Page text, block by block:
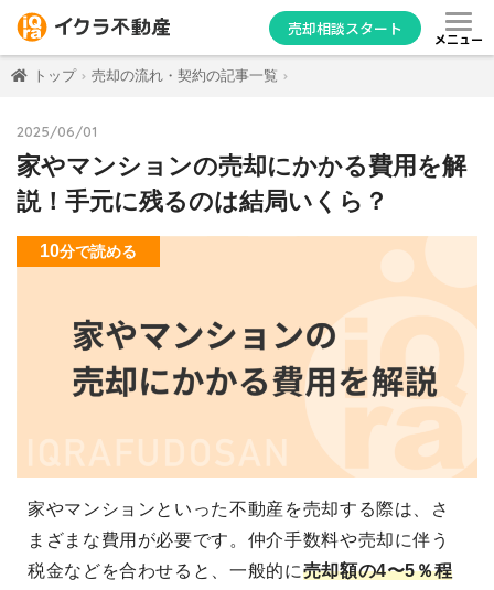
売却相談スタート
メニュー
トップ 売却の流れ・契約の記事一覧
2025/06/01
家やマンションの売却にかかる費用を解
説！手元に残るのは結局いくら？
10分で読める
家やマンションといった不動産を売却する際は、さ
まざまな費用が必要です。仲介手数料や売却に伴う
税金などを合わせると、一般的に売却額の4〜5％程